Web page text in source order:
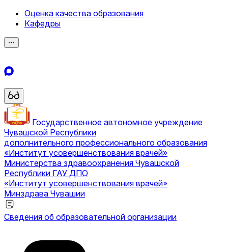
Оценка качества образования
Кафедры
⋯
Государственное автономное учреждение
Чувашской Республики
дополнительного профессионального образования
«Институт усовершенствования врачей»
Министерства здравоохранения Чувашской
Республики ГАУ ДПО
«Институт усовершенствования врачей»
Минздрава Чувашии
Сведения об образовательной организации